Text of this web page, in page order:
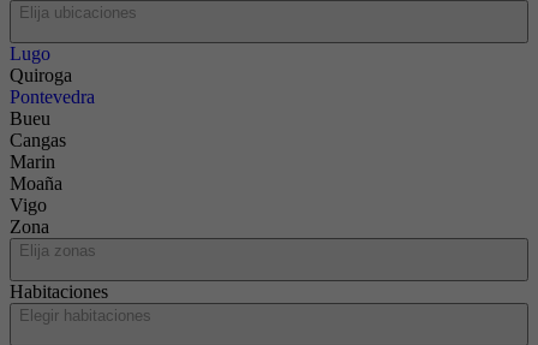
Elija ubicaciones
Lugo
Quiroga
Pontevedra
Bueu
Cangas
Marin
Moaña
Vigo
Zona
Elija zonas
Habitaciones
Elegir habitaciones